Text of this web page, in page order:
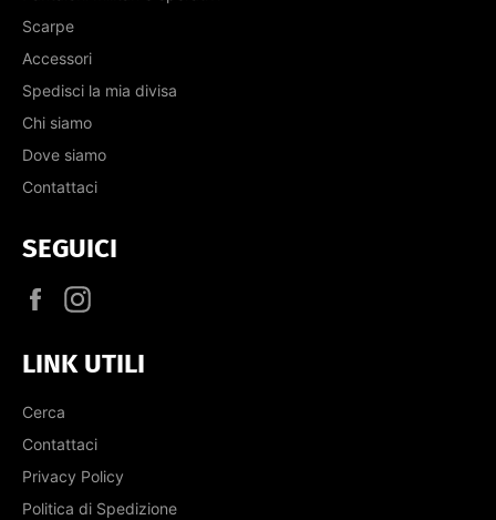
Scarpe
Accessori
Spedisci la mia divisa
Chi siamo
Dove siamo
Contattaci
SEGUICI
Facebook
LINK UTILI
Cerca
Contattaci
Privacy Policy
Politica di Spedizione